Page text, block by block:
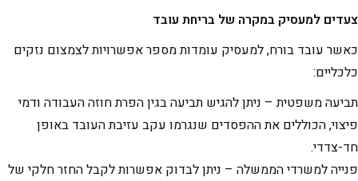
צעדים למעסיק במקרה של בריחת עובד
כאשר עובד בורח, למעסיק עומדות מספר אפשרויות לצמצום נזקים
כלכליים:
תביעה משפטית – ניתן להגיש תביעה בגין הפרת חוזה העבודה ודמי
פיצוי, הכוללים את ההפסדים שנגרמו עקב עזיבת העובד באופן
חד-צדדי.
פנייה למשרדי הממשלה – ניתן לבדוק אפשרות לקבל החזר חלקי של